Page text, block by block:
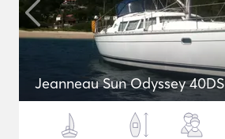
Jeanneau Sun Odyssey 40DS